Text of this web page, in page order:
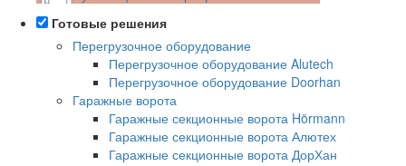
Готовые решения
Перегрузочное оборудование
Перегрузочное оборудование Alutech
Перегрузочное оборудование Doorhan
Гаражные ворота
Гаражные секционные ворота Hörmann
Гаражные секционные ворота Алютех
Гаражные секционные ворота ДорХан